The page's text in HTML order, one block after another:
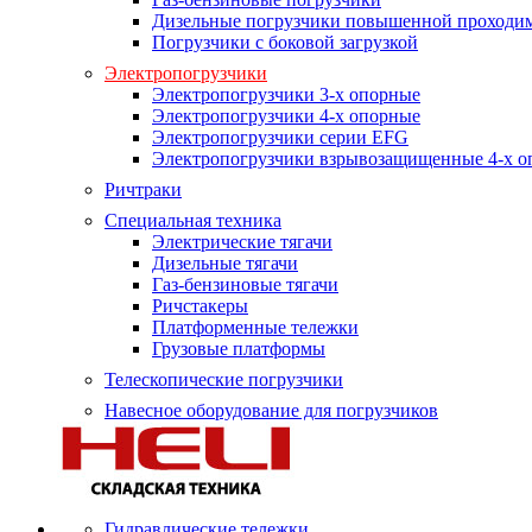
Дизельные погрузчики повышенной
Погрузчики с боковой загрузкой
Электропогрузчики
Электропогрузчики 3-х опорные
Электропогрузчики 4-х опорные
Электропогрузчики серии EFG
Электропогрузчики взрывозащищенные 4-х
Ричтраки
Специальная техника
Электрические тягачи
Дизельные тягачи
Газ-бензиновые тягачи
Ричстакеры
Платформенные тележки
Грузовые платформы
Телескопические погрузчики
Навесное оборудование для погрузчиков